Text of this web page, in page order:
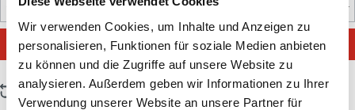
Wir verwenden Cookies, um Inhalte und Anzeigen zu
personalisieren, Funktionen für soziale Medien anbieten
zu können und die Zugriffe auf unsere Website zu
analysieren. Außerdem geben wir Informationen zu Ihrer
Verwendung unserer Website an unsere Partner für
IN DEN WARENKORB
Zum Vergleich hinzufügen